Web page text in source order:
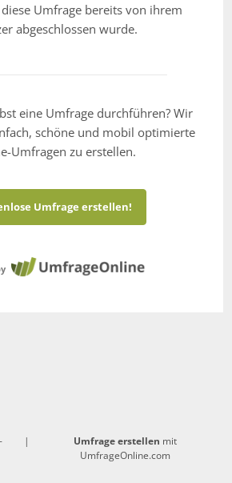
Umfrage bereits von ihrem
abgeschlossen wurde.
eine Umfrage durchführen? Wir
schöne und mobil optimierte
Umfragen zu erstellen.
Umfrage erstellen!
| Umfrage erstellen mit
UmfrageOnline.com